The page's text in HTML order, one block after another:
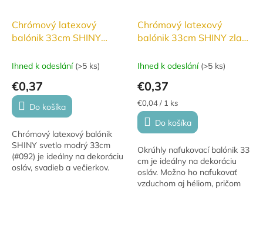
Chrómový latexový
balónik 33cm SHINY
Ihned k odeslání (>5 ks)
€0,37
Do košíka
Chrómový latexový balónik
SHINY svetlo modrý 33cm
(#092) je ideálny na dekoráciu
osláv, svadieb a večierkov.
Chrómový latexový
balónik 33cm SHINY zlatý
Ihned k odeslání (>5 ks)
€0,37
Jednotková
cena:
€0,04 / 1 ks
Do košíka
Okrúhly nafukovací balónik 33
cm je ideálny na dekoráciu
osláv. Možno ho nafukovať
vzduchom aj héliom, pričom